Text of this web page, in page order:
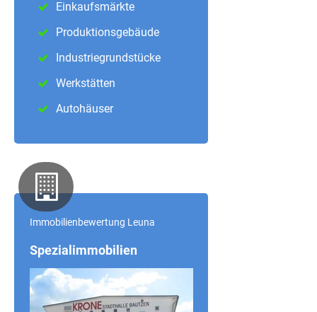
Einkaufsmärkte
Produktionsgebäude
Industriegrundstücke
Werkstätten
Autohäuser
Immobilienbewertung Leuna
Spezialimmobilien